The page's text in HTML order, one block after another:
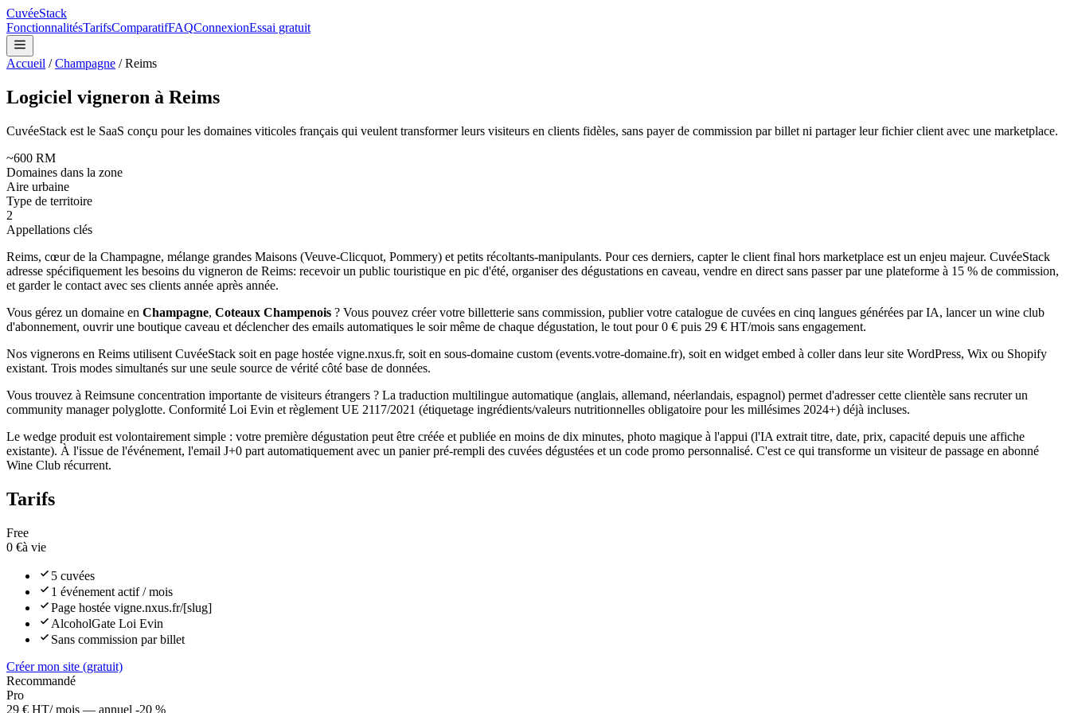
CuvéeStack
FonctionnalitésTarifsComparatifFAQConnexionEssai gratuit
Accueil /Champagne /Reims
Logiciel vigneron à Reims
CuvéeStack est le SaaS conçu pour les domaines viticoles français qui veulent transformer leurs visiteurs en clients fidèles, sans payer de commission par billet ni partager leur fichier client avec une marketplace.
~600 RM
Domaines dans la zone
Aire urbaine
Type de territoire
2
Appellations clés
Reims, cœur de la Champagne, mélange grandes Maisons (Veuve-Clicquot, Pommery) et petits récoltants-manipulants. Pour ces derniers, capter le client final hors marketplace est un enjeu majeur. CuvéeStack
adresse spécifiquement les besoins du vigneron de Reims: recevoir un public touristique en pic d'été, organiser des dégustations en caveau, vendre en direct sans passer par une plateforme à 15 % de commission,
et garder le contact avec ses clients année après année.
Vous gérez un domaine en Champagne, Coteaux Champenois ? Vous pouvez créer votre billetterie sans commission, publier votre catalogue de cuvées en cinq langues générées par IA, lancer un wine club
d'abonnement, ouvrir une boutique caveau et déclencher des emails automatiques le soir même de chaque dégustation, le tout pour 0 € puis 29 € HT/mois sans engagement.
Nos vignerons en Reims utilisent CuvéeStack soit en page hostée vigne.nxus.fr, soit en sous-domaine custom (events.votre-domaine.fr), soit en widget embed à coller dans leur site WordPress, Wix ou Shopify
existant. Trois modes simultanés sur une seule source de vérité côté base de données.
Vous trouvez à Reimsune concentration importante de visiteurs étrangers ? La traduction multilingue automatique (anglais, allemand, néerlandais, espagnol) permet d'adresser cette clientèle sans recruter un
community manager polyglotte. Conformité Loi Evin et règlement UE 2117/2021 (étiquetage ingrédients/valeurs nutritionnelles obligatoire pour les millésimes 2024+) déjà incluses.
Le wedge produit est volontairement simple : votre première dégustation peut être créée et publiée en moins de dix minutes, photo magique à l'appui (l'IA extrait titre, date, prix, capacité depuis une affiche
existante). À l'issue de l'événement, l'email J+0 part automatiquement avec un panier pré-rempli des cuvées dégustées et un code promo personnalisé. C'est ce qui transforme un visiteur de passage en abonné
Wine Club récurrent.
Tarifs
Free
0 €à vie
5 cuvées
1 événement actif / mois
Page hostée vigne.nxus.fr/[slug]
AlcoholGate Loi Evin
Sans commission par billet
Créer mon site (gratuit)
Recommandé
Pro
29 € HT/ mois — annuel -20 %